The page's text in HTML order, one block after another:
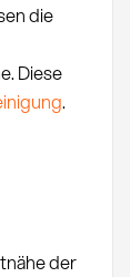
die
Diese
.
der